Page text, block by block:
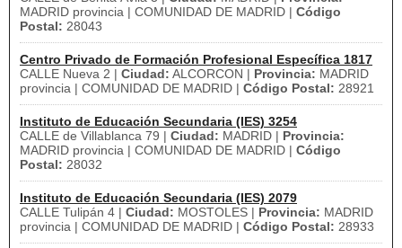
MADRID provincia | COMUNIDAD DE MADRID | Código
Postal: 28043
Centro Privado de Formación Profesional Específica 1817
CALLE Nueva 2 | Ciudad: ALCORCON | Provincia: MADRID
provincia | COMUNIDAD DE MADRID | Código Postal: 28921
Instituto de Educación Secundaria (IES) 3254
CALLE de Villablanca 79 | Ciudad: MADRID | Provincia:
MADRID provincia | COMUNIDAD DE MADRID | Código
Postal: 28032
Instituto de Educación Secundaria (IES) 2079
CALLE Tulipán 4 | Ciudad: MOSTOLES | Provincia: MADRID
provincia | COMUNIDAD DE MADRID | Código Postal: 28933